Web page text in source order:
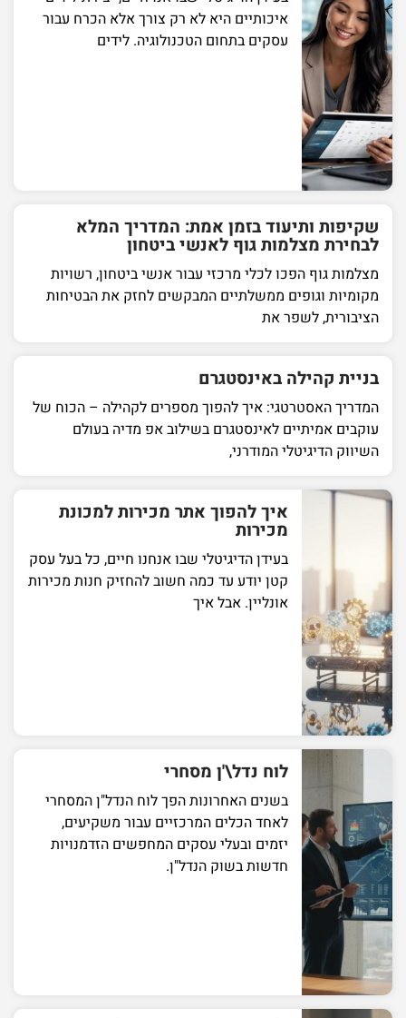
איכותיים היא לא רק צורך אלא הכרח עבור
עסקים בתחום הטכנולוגיה. לידים
שקיפות ותיעוד בזמן אמת: המדריך המלא
לבחירת מצלמות גוף לאנשי ביטחון
מצלמות גוף הפכו לכלי מרכזי עבור אנשי ביטחון, רשויות
מקומיות וגופים ממשלתיים המבקשים לחזק את הבטיחות
הציבורית, לשפר את
בניית קהילה באינסטגרם
המדריך האסטרטגי: איך להפוך מספרים לקהילה – הכוח של
עוקבים אמיתיים לאינסטגרם בשילוב אפ מדיה בעולם
השיווק הדיגיטלי המודרני,
איך להפוך אתר מכירות למכונת
מכירות
בעידן הדיגיטלי שבו אנחנו חיים, כל בעל עסק
קטן יודע עד כמה חשוב להחזיק חנות מכירות
אונליין. אבל איך
לוח נדל\'ן מסחרי
בשנים האחרונות הפך לוח הנדל"ן המסחרי
לאחד הכלים המרכזיים עבור משקיעים,
יזמים ובעלי עסקים המחפשים הזדמנויות
חדשות בשוק הנדל"ן.